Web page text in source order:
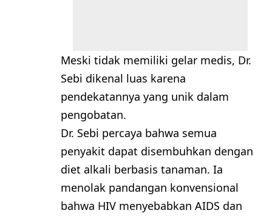
Meski tidak memiliki gelar medis, Dr.
Sebi dikenal luas karena
pendekatannya yang unik dalam
pengobatan.
Dr. Sebi percaya bahwa semua
penyakit dapat disembuhkan dengan
diet alkali berbasis tanaman. Ia
menolak pandangan konvensional
bahwa HIV menyebabkan AIDS dan